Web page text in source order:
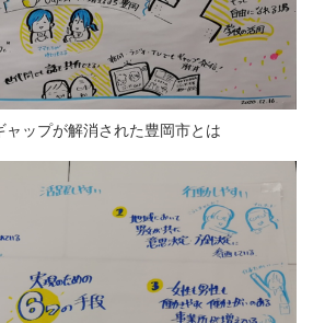
ャップが解消された豊岡市とは